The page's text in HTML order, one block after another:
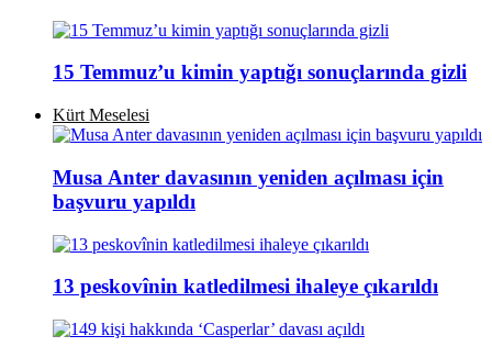
15 Temmuz’u kimin yaptığı sonuçlarında gizli
Kürt Meselesi
Musa Anter davasının yeniden açılması için
başvuru yapıldı
13 peskovînin katledilmesi ihaleye çıkarıldı